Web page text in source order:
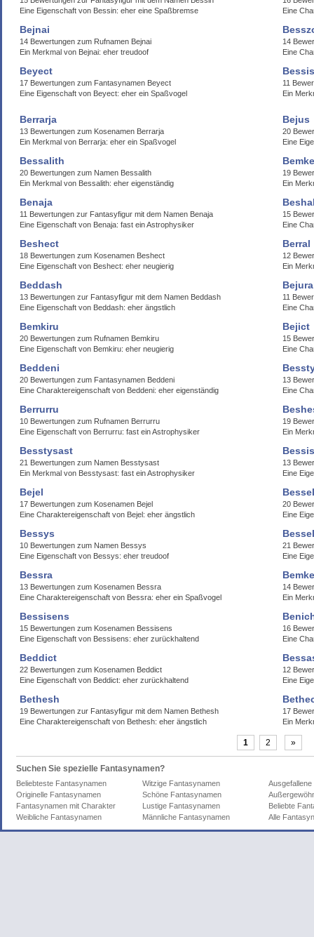
Eine Eigenschaft von Bessin: eher eine Spaßbremse
Eine
Bejnai
14 Bewertungen zum Rufnamen Bejnai
Ein Merkmal von Bejnai: eher treudoof
14
Eine
Beyect
17 Bewertungen zum Fantasynamen Beyect
Eine Eigenschaft von Beyect: eher ein Spaßvogel
11
Ein
Berrarja
13 Bewertungen zum Kosenamen Berrarja
Ein Merkmal von Berrarja: eher ein Spaßvogel
Bejus
20
Eine
Bessalith
20 Bewertungen zum Namen Bessalith
Ein Merkmal von Bessalith: eher eigenständig
19
Ein
Benaja
11 Bewertungen zur Fantasyfigur mit dem Namen Benaja
Eine Eigenschaft von Benaja: fast ein Astrophysiker
15
Eine
Beshect
18 Bewertungen zum Kosenamen Beshect
Eine Eigenschaft von Beshect: eher neugierig
Berral
12
Ein
Beddash
13 Bewertungen zur Fantasyfigur mit dem Namen Beddash
Eine Eigenschaft von Beddash: eher ängstlich
11
Eine
Bemkiru
20 Bewertungen zum Rufnamen Bemkiru
Eine Eigenschaft von Bemkiru: eher neugierig
Bejict
15
Eine
Beddeni
20 Bewertungen zum Fantasynamen Beddeni
Eine Charaktereigenschaft von Beddeni: eher eigenständig
13
Eine
Berrurru
10 Bewertungen zum Rufnamen Berrurru
Eine Eigenschaft von Berrurru: fast ein Astrophysiker
19
Ein
Besstysast
21 Bewertungen zum Namen Besstysast
Ein Merkmal von Besstysast: fast ein Astrophysiker
13
Eine
Bejel
17 Bewertungen zum Kosenamen Bejel
Eine Charaktereigenschaft von Bejel: eher ängstlich
20
Eine
Bessys
10 Bewertungen zum Namen Bessys
Eine Eigenschaft von Bessys: eher treudoof
21
Eine
Bessra
13 Bewertungen zum Kosenamen Bessra
Eine Charaktereigenschaft von Bessra: eher ein Spaßvogel
14
Ein
Bessisens
15 Bewertungen zum Kosenamen Bessisens
Eine Eigenschaft von Bessisens: eher zurückhaltend
16
Eine
Beddict
22 Bewertungen zum Kosenamen Beddict
Eine Eigenschaft von Beddict: eher zurückhaltend
12
Eine
Bethesh
19 Bewertungen zur Fantasyfigur mit dem Namen Bethesh
Eine Charaktereigenschaft von Bethesh: eher ängstlich
17
Ein
1 2 »
Suchen Sie spezielle Fantasynamen?
Beliebteste Fantasynamen Witzige Fantasynamen
Originelle Fantasynamen
Schöne Fantasynamen
Fantasynamen mit Charakter
Lustige Fantasynamen
Beliebte
Weibliche Fantasynamen
Männliche Fantasynamen Alle